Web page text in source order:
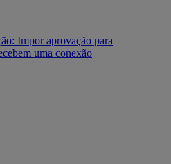
Impor aprovação para
uma conexão